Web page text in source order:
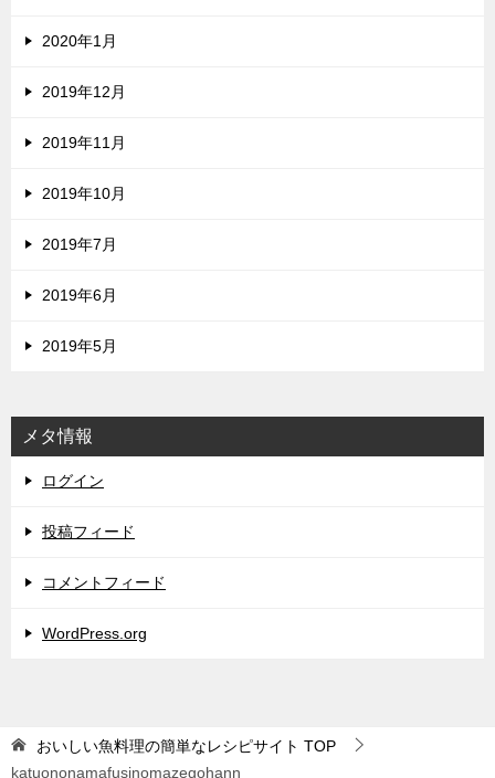
2020年1月
2019年12月
2019年11月
2019年10月
2019年7月
2019年6月
2019年5月
メタ情報
ログイン
投稿フィード
コメントフィード
WordPress.org
おいしい魚料理の簡単なレシピサイト TOP
katuononamafusinomazegohann